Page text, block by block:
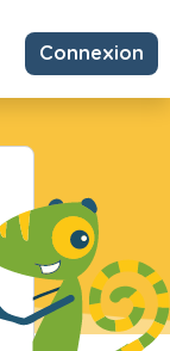
Connexion